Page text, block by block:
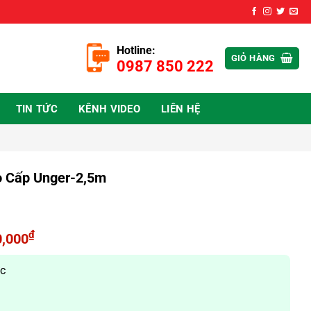
Hotline:
0987 850 222 GIỎ HÀNG
TIN TỨC KÊNH VIDEO LIÊN HỆ
Cấp Unger-2,5m
₫